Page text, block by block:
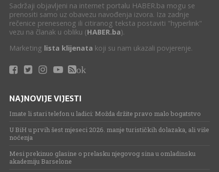
Sadržaji objavljeni na internet portalu HABER.ba mogu se
prenositi samo uz obavezu navođenja izvora. Iza zadnje
rečenice prenesenog ili citiranog teksta postaviti "hyperlink"
vezu na članak u obliku (HABER.ba).
Marketing lista klijenata koji su nam ukazali povjerenje.
ok
NAJNOVIJE VIJESTI
Imate li stari telefon u ladici: Možda držite pravo malo bogatstvo
U BiH u prvih šest mjeseci 2026. manje turističkih dolazaka, ali više
noćenja
Mesi prekinuo glasine o prelasku njegovog sina u omladinsku
akademiju Barselone